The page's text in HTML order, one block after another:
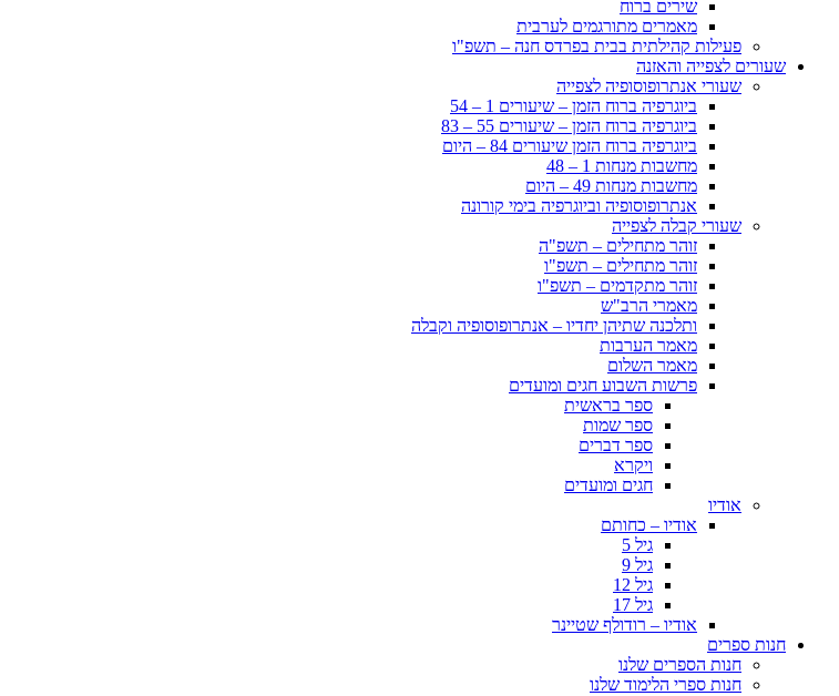
שירים ברוח
מאמרים מתורגמים לערבית
פעילות קהילתית בבית בפרדס חנה – תשפ"ו
שעורים לצפייה והאזנה
שעורי אנתרופוסופיה לצפייה
ביוגרפיה ברוח הזמן – שיעורים 1 – 54
ביוגרפיה ברוח הזמן – שיעורים 55 – 83
ביוגרפיה ברוח הזמן שיעורים 84 – היום
מחשבות מנחות 1 – 48
מחשבות מנחות 49 – היום
אנתרופוסופיה וביוגרפיה בימי קורונה
שעורי קבלה לצפייה
זוהר מתחילים – תשפ"ה
זוהר מתחילים – תשפ"ו
זוהר מתקדמים – תשפ"ו
מאמרי הרב"ש
ותלכנה שתיהן יחדיו – אנתרופוסופיה וקבלה
מאמר הערבות
מאמר השלום
פרשות השבוע חגים ומועדים
ספר בראשית
ספר שמות
ספר דברים
ויקרא
חגים ומועדים
אודיו
אודיו – כחותם
גיל 5
גיל 9
גיל 12
גיל 17
אודיו – רודולף שטיינר
חנות ספרים
חנות הספרים שלנו
חנות ספרי הלימוד שלנו